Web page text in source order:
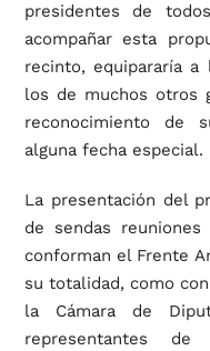
presidentes de
acompañar esta
recinto, equipararía
los de muchos otros
reconocimiento de
alguna fecha especial.
La presentación del
de sendas
conforman el Frente
su totalidad, como
la Cámara de
representantes